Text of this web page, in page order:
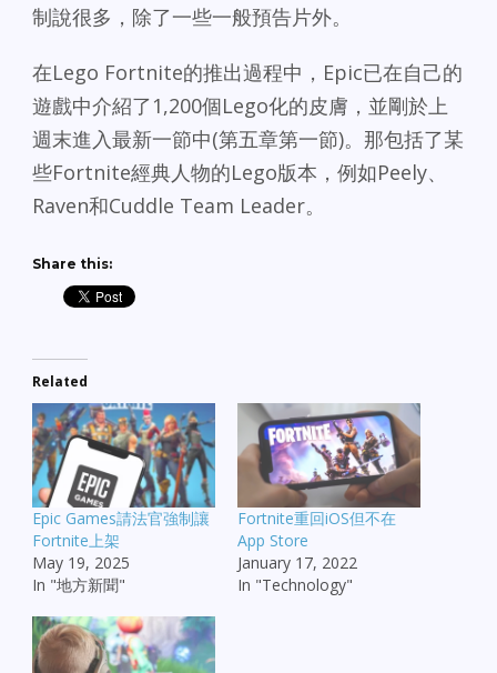
制說很多，除了一些一般預告片外。
在Lego Fortnite的推出過程中，Epic已在自己的
遊戲中介紹了1,200個Lego化的皮膚，並剛於上
週末進入最新一節中(第五章第一節)。那包括了某
些Fortnite經典人物的Lego版本，例如Peely、
Raven和Cuddle Team Leader。
Share this:
Related
Epic Games請法官強制讓
Fortnite上架
May 19, 2025
In "地方新聞"
Fortnite重回iOS但不在
App Store
January 17, 2022
In "Technology"